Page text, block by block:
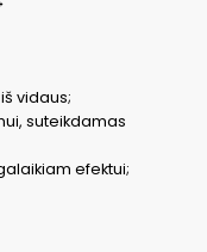
vidaus;
suteikdamas
efektui;